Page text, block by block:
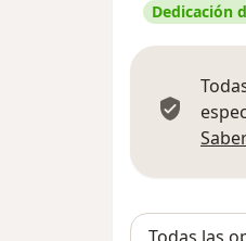
Dedicación